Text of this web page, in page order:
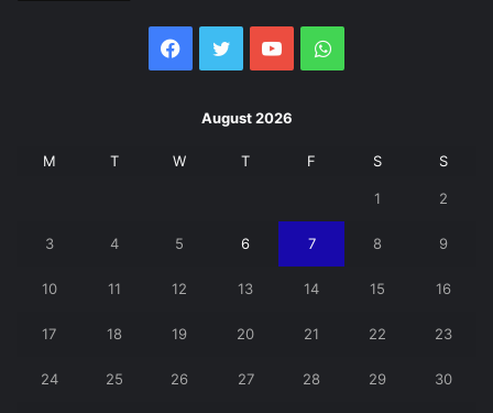
Facebook
Twitter YouTubeWhatsApp
August 2026
M T W T F S S
1 2
3 4 5 6 7 8 9
10 11 12 13 14 15 16
17 18 19 20 21 22 23
24 25 26 27 28 29 30